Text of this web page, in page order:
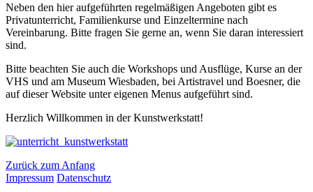
Neben den hier aufgeführten regelmäßigen Angeboten gibt es
Privatunterricht, Familienkurse und Einzeltermine nach
Vereinbarung. Bitte fragen Sie gerne an, wenn Sie daran interessiert
sind.
Bitte beachten Sie auch die Workshops und Ausflüge, Kurse an der
VHS und am Museum Wiesbaden, bei Artistravel und Boesner, die
auf dieser Website unter eigenen Menus aufgeführt sind.
Herzlich Willkommen in der Kunstwerkstatt!
Zurück zum Anfang
Impressum Datenschutz